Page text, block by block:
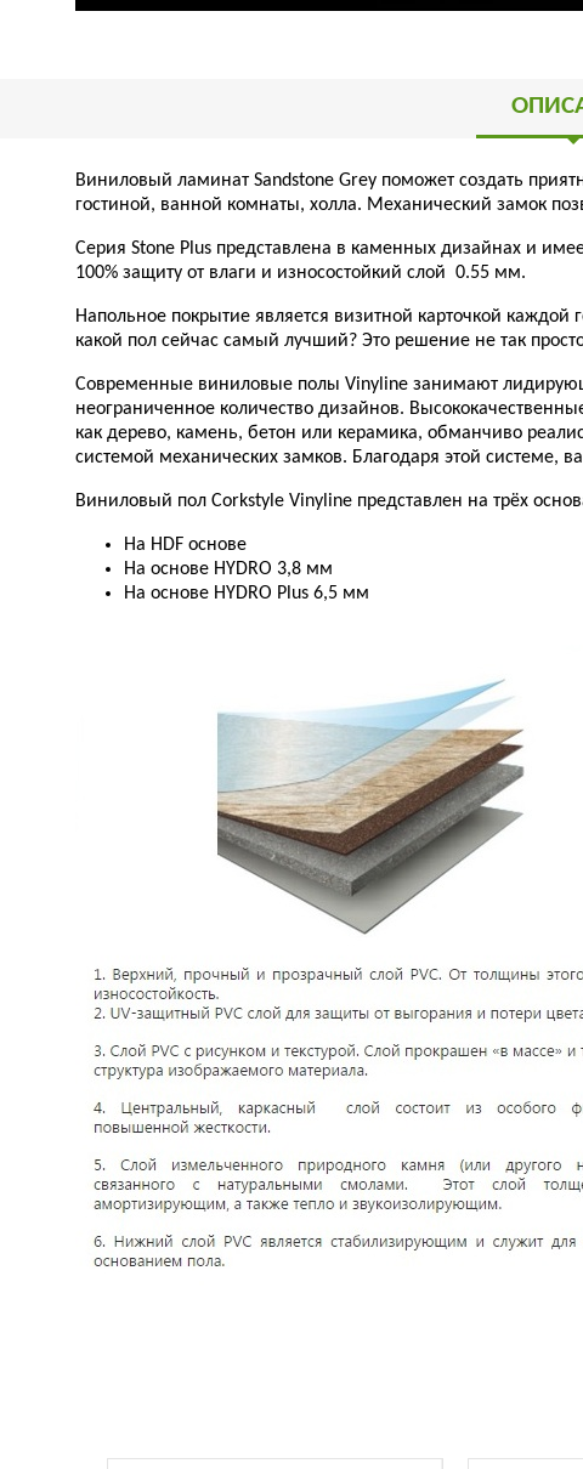
Виниловый ламинат Sandstone Grey поможет создать
гостиной, ванной комнаты, холла. Механический замок
Серия Stone Plus представлена в каменных дизайнах и
100% защиту от влаги и износостойкий слой 0.55 мм.
Напольное покрытие является визитной карточкой
какой пол сейчас самый лучший? Это решение не так
Современные виниловые полы Vinyline занимают
неограниченное количество дизайнов.
как дерево, камень, бетон или керамика, обманчиво
системой механических замков. Благодаря этой системе,
Виниловый пол Corkstyle Vinyline представлен на трёх
На HDF основе
На основе HYDRO 3,8 мм
На основе HYDRO Plus 6,5 мм